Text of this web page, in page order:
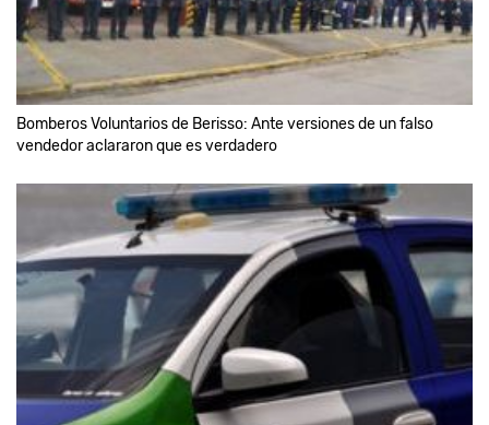
Bomberos Voluntarios de Berisso: Ante versiones de un falso
vendedor aclararon que es verdadero